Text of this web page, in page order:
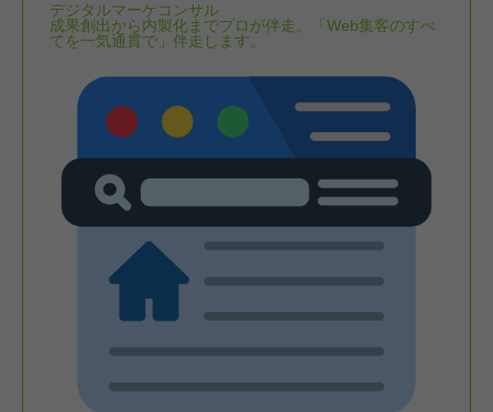
デジタルマーケコンサル
成果創出から内製化までプロが伴走。「Web集客のすべ
てを一気通貫で」伴走します。